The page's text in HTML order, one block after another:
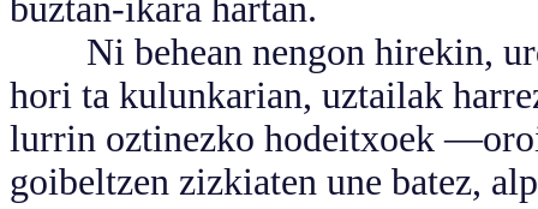
buztan-ikara hartan.
Ni behean nengon hirekin,
hori ta kulunkarian, uztailak
lurrin oztinezko hodeitxoek
goibeltzen zizkiaten une batez,